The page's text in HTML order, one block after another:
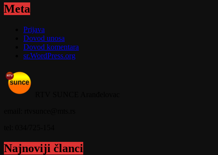
Meta
Prijava
Dovod unosa
Dovod komentara
sr.WordPress.org
Najnoviji članci